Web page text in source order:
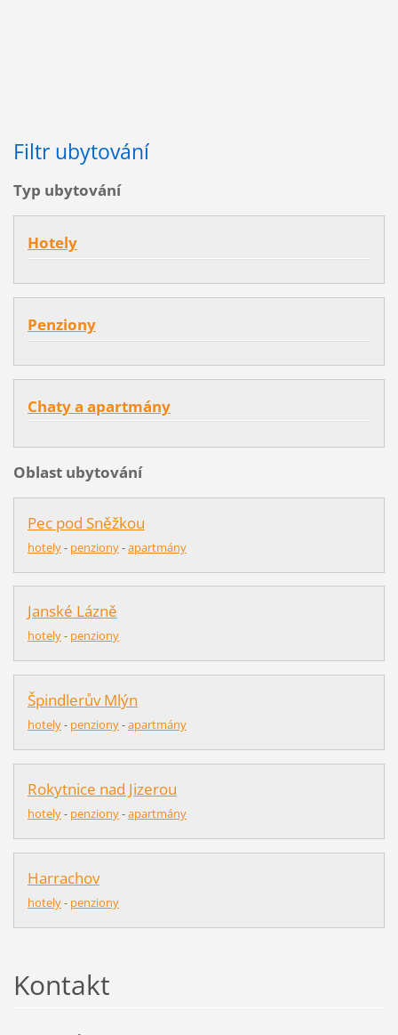
Filtr ubytování
Typ ubytování
Hotely
Penziony
Chaty a apartmány
Oblast ubytování
Pec pod Sněžkou
hotely- penziony-apartmány
Janské Lázně
hotely- penziony
Špindlerův Mlýn
hotely- penziony-apartmány
Rokytnice nad Jizerou
hotely- penziony-apartmány
Harrachov
hotely- penziony
Kontakt